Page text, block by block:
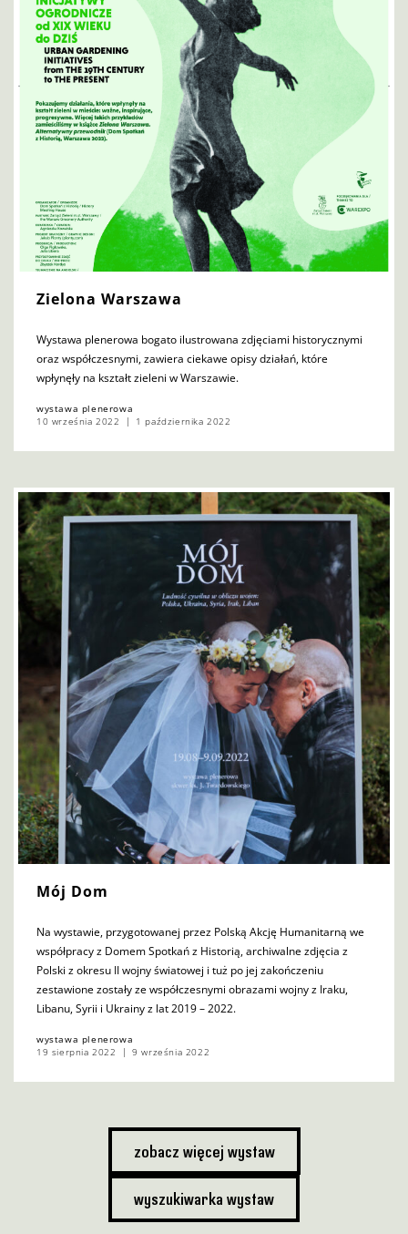
Zielona Warszawa
Wystawa plenerowa bogato ilustrowana zdjęciami historycznymi
oraz współczesnymi, zawiera ciekawe opisy działań, które
wpłynęły na kształt zieleni w Warszawie.
wystawa plenerowa
10 września 2022
1 października 2022
Mój Dom
Na wystawie, przygotowanej przez Polską Akcję Humanitarną we
współpracy z Domem Spotkań z Historią, archiwalne zdjęcia z
Polski z okresu II wojny światowej i tuż po jej zakończeniu
zestawione zostały ze współczesnymi obrazami wojny z Iraku,
Libanu, Syrii i Ukrainy z lat 2019 – 2022.
wystawa plenerowa
19 sierpnia 2022
9 września 2022
zobacz więcej wystaw
wyszukiwarka wystaw